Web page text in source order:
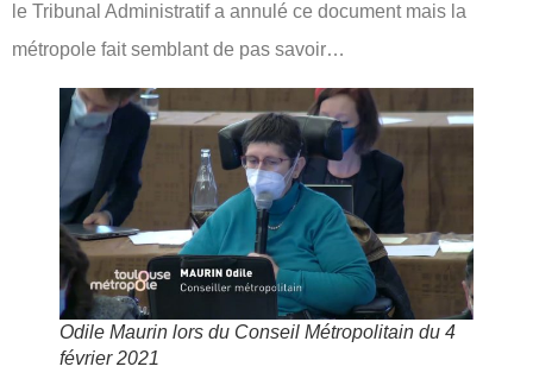
le Tribunal Administratif a annulé ce document mais la
métropole fait semblant de pas savoir…
Odile Maurin lors du Conseil Métropolitain du 4
février 2021